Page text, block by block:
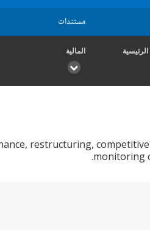
مستندات
المالية
restructuring,
monitoring